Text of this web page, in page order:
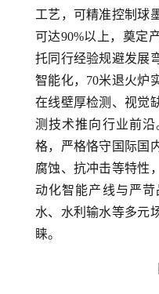
工艺，可精准控制球
可达90%以上，奠定
托同行经验规避发展
智能化，70米退火炉
在线壁厚检测、视觉
测技术推向行业前
格，严格恪守国际国
腐蚀、抗冲击等特性
动化智能产线与严
水、水利输水等多元
睐。